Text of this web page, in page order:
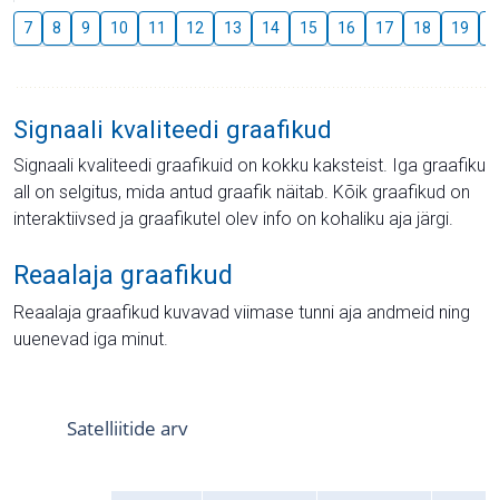
7 8 9 10 11 12 13 14 15 16 17 18 19
Signaali kvaliteedi graafikud
Signaali kvaliteedi graafikuid on kokku kaksteist. Iga graafiku
all on selgitus, mida antud graafik näitab. Kõik graafikud on
interaktiivsed ja graafikutel olev info on kohaliku aja järgi.
Reaalaja graafikud
Reaalaja graafikud kuvavad viimase tunni aja andmeid ning
uuenevad iga minut.